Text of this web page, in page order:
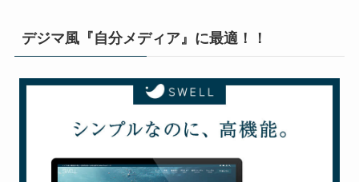
デジマ風『自分メディア』に最適！！